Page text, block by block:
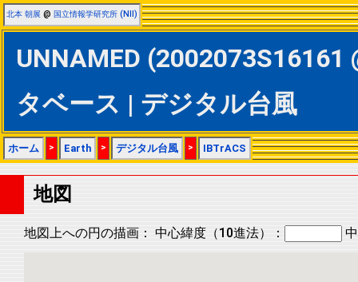
北本 朝展 @ 国立情報学研究所 (NII)
UNNAMED
タベース | デジタル台風
ホーム > Earth > デジタル台風 > IBTrACS
地図
地図上への円の描画： 中心緯度（10進法）：